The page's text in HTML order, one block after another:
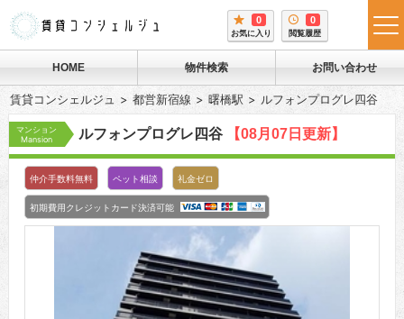
0
お気に入り
0
閲覧履歴
HOME 物件検索 お問い合わせ
賃貸コンシェルジュ 都営新宿線 曙橋駅 ルフォンプログレ四谷
マンション
Mansion
ルフォンプログレ四谷 【08月07日更新】
仲介手数料無料 ペット相談 礼金ゼロ
初期費用クレジットカード決済可能